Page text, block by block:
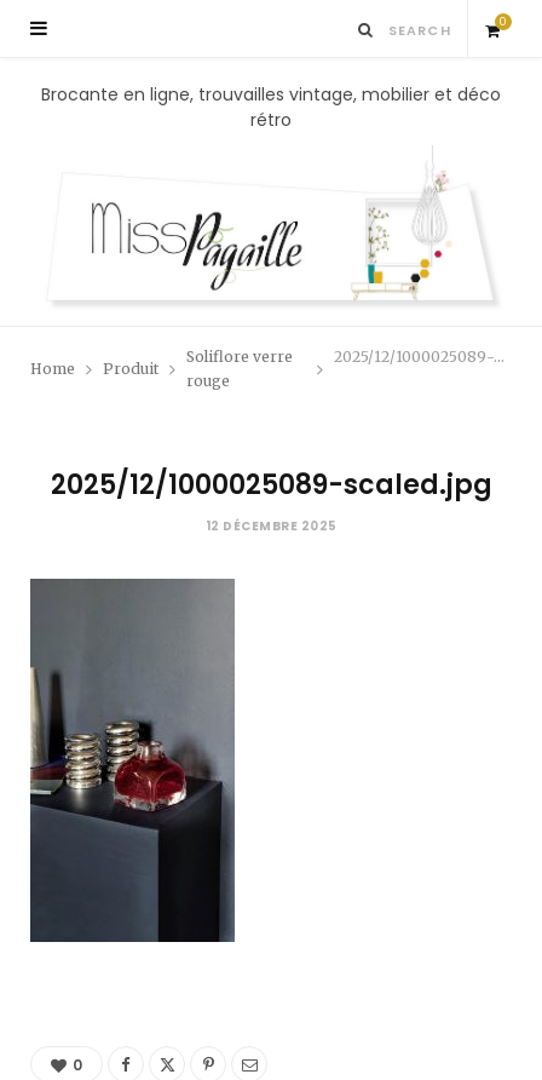
0
S
p
g
Brocante en ligne, trouvailles vintage, mobilier et déco
rétro
Home Produit
Soliflore verre
rouge
2025/12/1000025089-scaled.jpg
2025/12/1000025089-scaled.jpg
12 DÉCEMBRE 2025
0